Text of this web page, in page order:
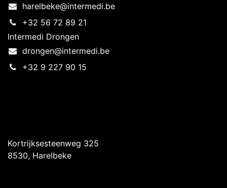
harelbeke@intermedi.be
+32 56 72 89 21
Intermedi Drongen
drongen@intermedi.be
+32 9 227 90 15
Kortrijksesteenweg 325
8530, Harelbeke